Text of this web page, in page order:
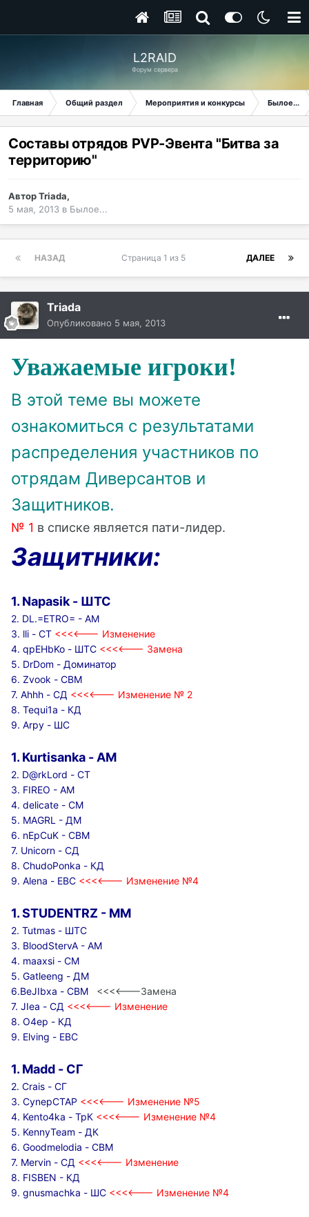
L2RAID
Форум сервера
Главная Общий раздел Мероприятия и конкурсы Былое...
Составы отрядов PVP-Эвента "Битва за
территорию"
АвторTriada,
5 мая, 2013 в Былое...
НАЗАД ДАЛЕЕ
Страница 1 из 5
Triada
Опубликовано 5 мая, 2013
Уважаемые игроки!
В этой теме вы можете
ознакомиться с результатами
распределения участников по
отрядам Диверсантов и
Защитников.
№ 1 в списке является пати-лидер.
Защитники:
1. Napasik - ШТС
2. DL.=ETRO= - АМ
3. lli - СТ <<<<--- Изменение
4. qpEHbKo - ШТС <<<<--- Замена
5. DrDom - Доминатор
6. Zvook - СВМ
7. Ahhh - СД <<<<--- Изменение № 2
8. Tequi1a - КД
9. Arpy - ШС
1. Kurtisanka - АМ
2. D@rkLord - СТ
3. FIREO - АМ
4. delicate - СМ
5. MAGRL - ДМ
6. nEpCuK - СВМ
7. Unicorn - СД
8. ChudoPonka - КД
9. Alena - ЕВС <<<<--- Изменение №4
1. STUDENTRZ - ММ
2. Tutmas - ШТС
3. BloodStervA - АМ
4. maaxsi - СМ
5. Gatleeng - ДМ
6.BeJIbxa - СВМ <<<<---Замена
7. JIea - СД <<<<--- Изменение
8. O4ep - КД
9. Elving - ЕВС
1. Madd - СГ
2. Crais - СГ
3. CynepCTAP <<<<--- Изменение №5
4. Kento4ka - ТрК <<<<--- Изменение №4
5. KennyTeam - ДК
6. Goodmelodia - СВМ
7. Mervin - СД <<<<--- Изменение
8. FISBEN - КД
9. gnusmachka - ШС <<<<--- Изменение №4